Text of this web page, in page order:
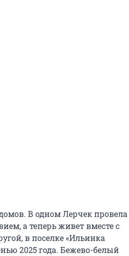
В одном Лерчек провела
а теперь живет вместе с
в поселке «Ильинка
2025 года. Бежево-белый